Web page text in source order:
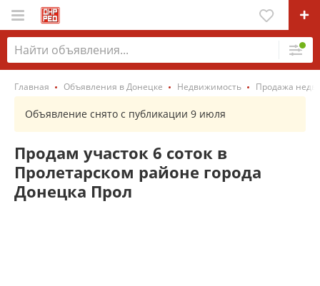
Главная Объявления в Донецке Недвижимость Продажа
Объявление снято с публикации 9 июля
Продам участок 6 соток в
Пролетарском районе города
Донецка Прол